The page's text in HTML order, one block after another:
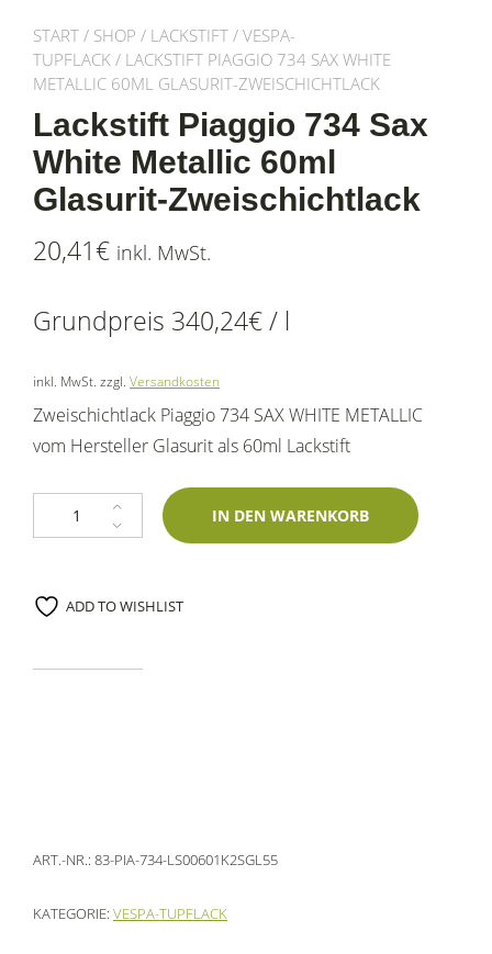
START / SHOP / LACKSTIFT / VESPA-
TUPFLACK / LACKSTIFT PIAGGIO 734 SAX WHITE
METALLIC 60ML GLASURIT-ZWEISCHICHTLACK
Lackstift Piaggio 734 Sax
White Metallic 60ml
Glasurit-Zweischichtlack
20,41€ inkl. MwSt.
Grundpreis 340,24€/ l
inkl. MwSt. zzgl. Versandkosten
Zweischichtlack Piaggio 734 SAX WHITE METALLIC
vom Hersteller Glasurit als 60ml Lackstift
Lackstift Piaggio 734 Sax White Metallic 60ml Glasurit-Zweischichtlack
IN DEN WARENKORB
ADD TO WISHLIST
ART.-NR.: 83-PIA-734-LS00601K2SGL55
KATEGORIE: VESPA-TUPFLACK